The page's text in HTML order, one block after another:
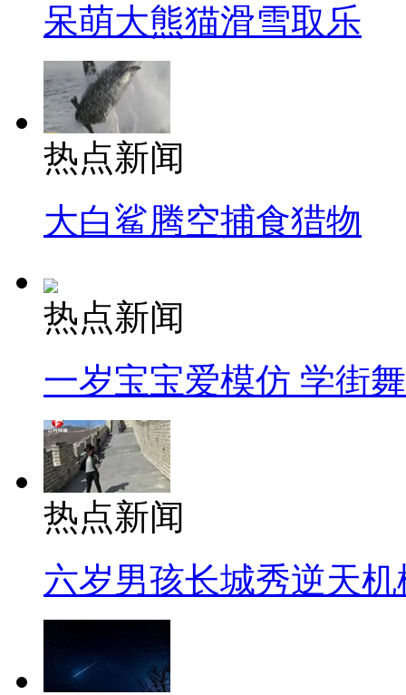
呆萌大熊猫滑雪取乐
热点新闻
大白鲨腾空捕食猎物
热点新闻
一岁宝宝爱模仿 学街
热点新闻
六岁男孩长城秀逆天机